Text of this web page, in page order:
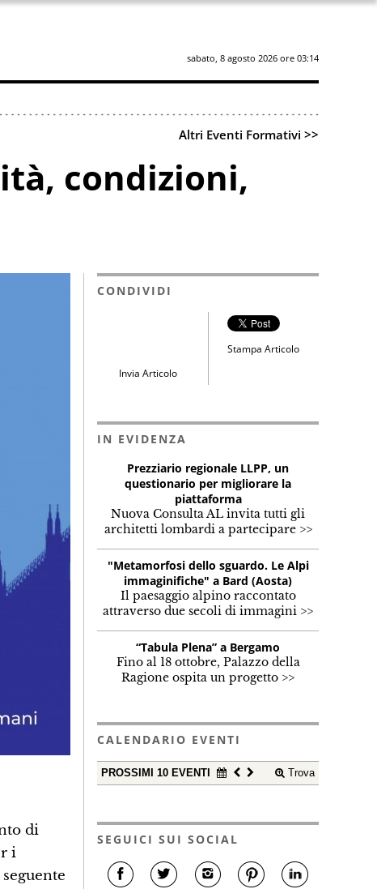
sabato, 8 agosto 2026 ore 03:14
Altri Eventi Formativi >>
condizioni,
di
i
CONDIVIDI
Stampa Articolo
Invia Articolo
IN EVIDENZA
Prezziario regionale LLPP, un
questionario per migliorare la
piattaforma
Nuova Consulta AL invita tutti gli
architetti lombardi a partecipare >>
"Metamorfosi dello sguardo. Le Alpi
immaginifiche" a Bard (Aosta)
Il paesaggio alpino raccontato
attraverso due secoli di immagini >>
“Tabula Plena” a Bergamo
Fino al 18 ottobre, Palazzo della
Ragione ospita un progetto >>
CALENDARIO EVENTI
PROSSIMI 10 EVENTI Trova
SEGUICI SUI SOCIAL